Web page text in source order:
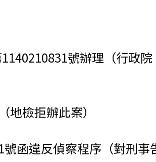
號辦理（行政
檢拒辦此案）
函違反偵察程序（對刑